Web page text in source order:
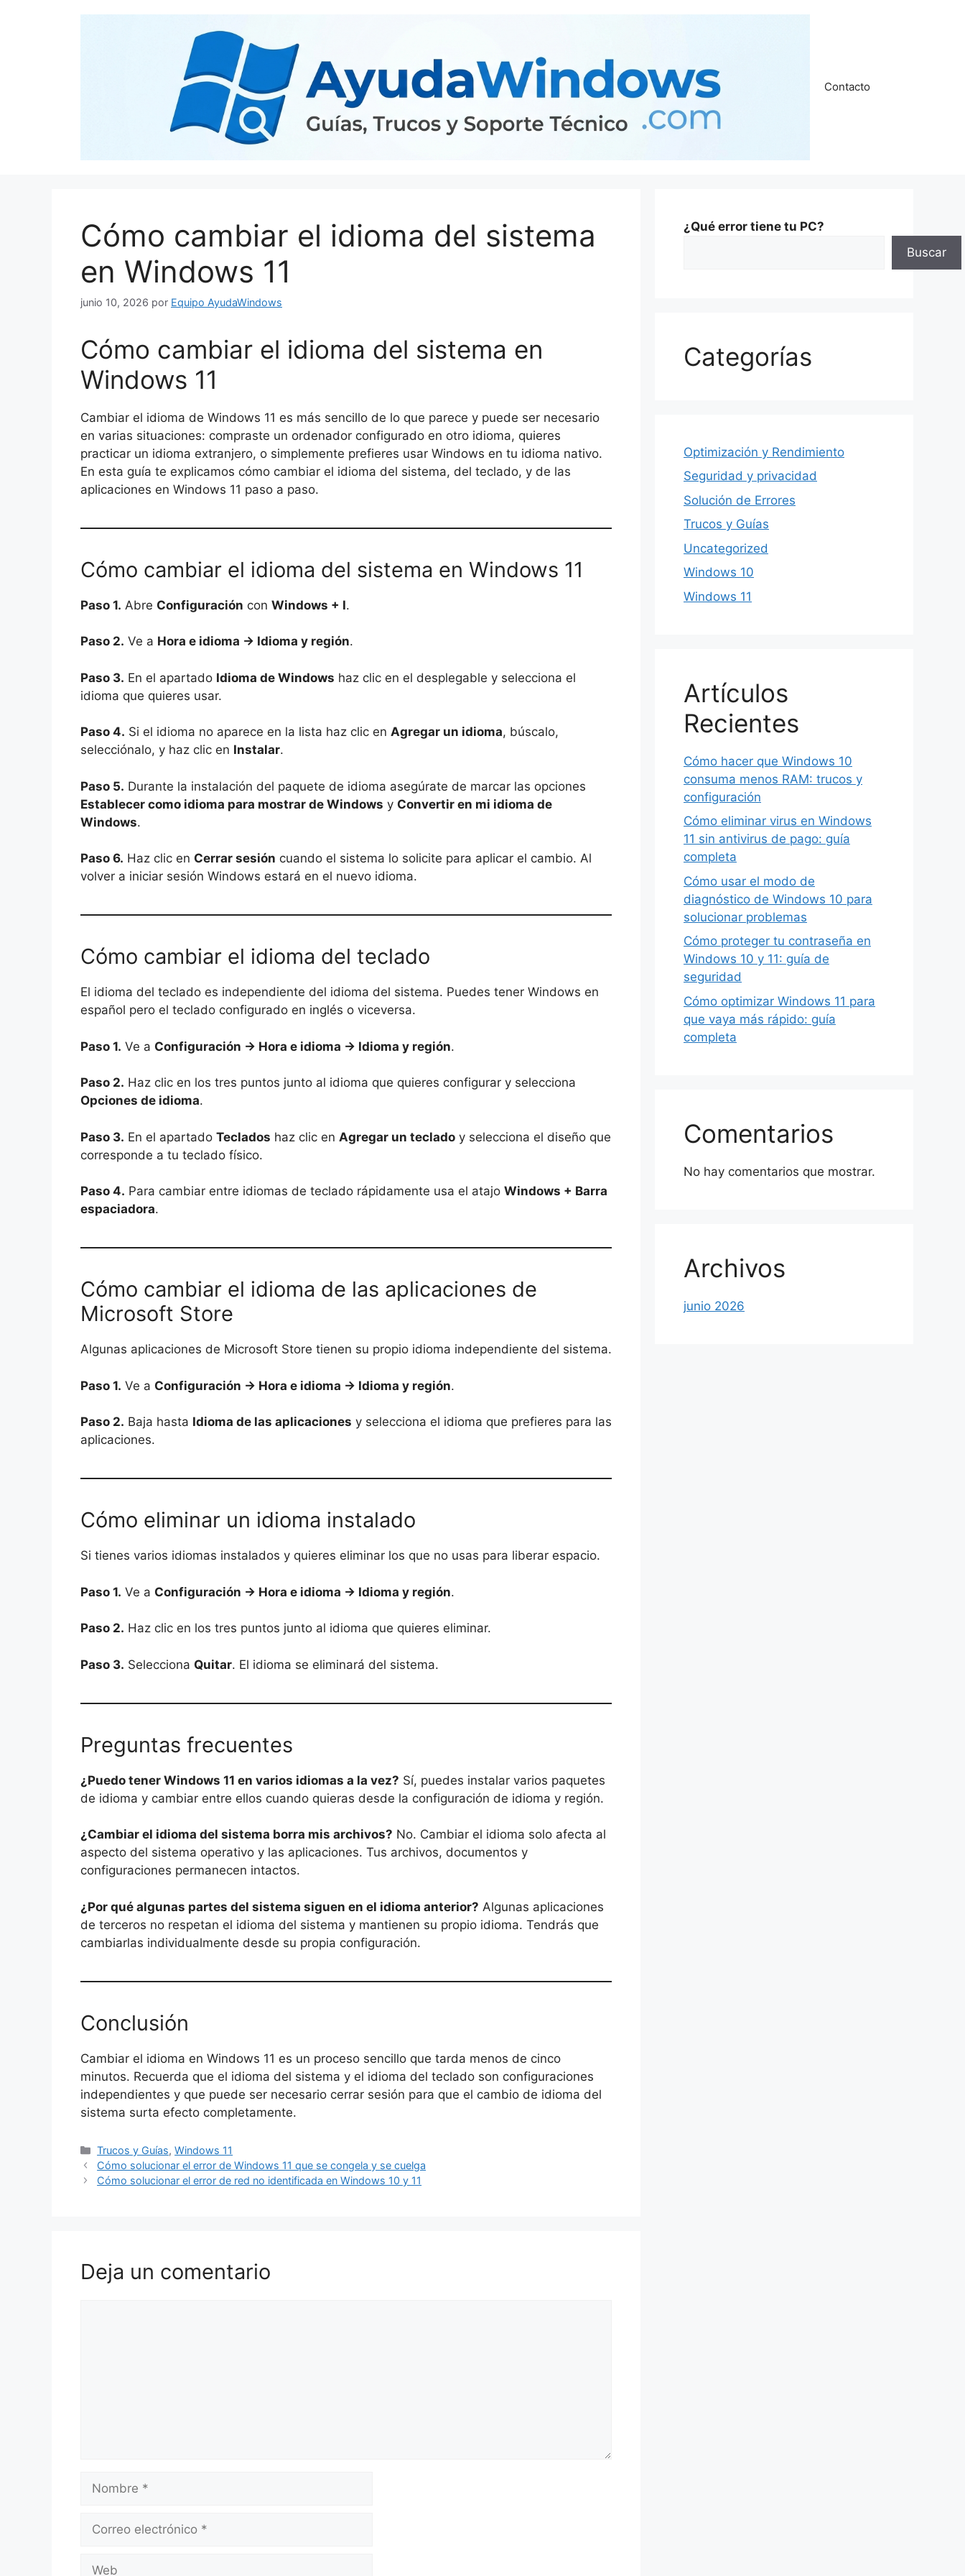
Contacto
Cómo cambiar el idioma del sistema
en Windows 11
junio 10, 2026 por Equipo AyudaWindows
Cómo cambiar el idioma del sistema en
Windows 11
Cambiar el idioma de Windows 11 es más sencillo de lo que parece y puede ser necesario
en varias situaciones: compraste un ordenador configurado en otro idioma, quieres
practicar un idioma extranjero, o simplemente prefieres usar Windows en tu idioma nativo.
En esta guía te explicamos cómo cambiar el idioma del sistema, del teclado, y de las
aplicaciones en Windows 11 paso a paso.
Cómo cambiar el idioma del sistema en Windows 11
Paso 1. Abre Configuración con Windows + I.
Paso 2. Ve a Hora e idioma → Idioma y región.
Paso 3. En el apartado Idioma de Windows haz clic en el desplegable y selecciona el
idioma que quieres usar.
Paso 4. Si el idioma no aparece en la lista haz clic en Agregar un idioma, búscalo,
selecciónalo, y haz clic en Instalar.
Paso 5. Durante la instalación del paquete de idioma asegúrate de marcar las opciones
Establecer como idioma para mostrar de Windows y Convertir en mi idioma de
Windows.
Paso 6. Haz clic en Cerrar sesión cuando el sistema lo solicite para aplicar el cambio. Al
volver a iniciar sesión Windows estará en el nuevo idioma.
Cómo cambiar el idioma del teclado
El idioma del teclado es independiente del idioma del sistema. Puedes tener Windows en
español pero el teclado configurado en inglés o viceversa.
Paso 1. Ve a Configuración → Hora e idioma → Idioma y región.
Paso 2. Haz clic en los tres puntos junto al idioma que quieres configurar y selecciona
Opciones de idioma.
Paso 3. En el apartado Teclados haz clic en Agregar un teclado y selecciona el diseño que
corresponde a tu teclado físico.
Paso 4. Para cambiar entre idiomas de teclado rápidamente usa el atajo Windows + Barra
espaciadora.
Cómo cambiar el idioma de las aplicaciones de
Microsoft Store
Algunas aplicaciones de Microsoft Store tienen su propio idioma independiente del sistema.
Paso 1. Ve a Configuración → Hora e idioma → Idioma y región.
Paso 2. Baja hasta Idioma de las aplicaciones y selecciona el idioma que prefieres para las
aplicaciones.
Cómo eliminar un idioma instalado
Si tienes varios idiomas instalados y quieres eliminar los que no usas para liberar espacio.
Paso 1. Ve a Configuración → Hora e idioma → Idioma y región.
Paso 2. Haz clic en los tres puntos junto al idioma que quieres eliminar.
Paso 3. Selecciona Quitar. El idioma se eliminará del sistema.
Preguntas frecuentes
¿Puedo tener Windows 11 en varios idiomas a la vez? Sí, puedes instalar varios paquetes
de idioma y cambiar entre ellos cuando quieras desde la configuración de idioma y región.
¿Cambiar el idioma del sistema borra mis archivos? No. Cambiar el idioma solo afecta al
aspecto del sistema operativo y las aplicaciones. Tus archivos, documentos y
configuraciones permanecen intactos.
¿Por qué algunas partes del sistema siguen en el idioma anterior? Algunas aplicaciones
de terceros no respetan el idioma del sistema y mantienen su propio idioma. Tendrás que
cambiarlas individualmente desde su propia configuración.
Conclusión
Cambiar el idioma en Windows 11 es un proceso sencillo que tarda menos de cinco
minutos. Recuerda que el idioma del sistema y el idioma del teclado son configuraciones
independientes y que puede ser necesario cerrar sesión para que el cambio de idioma del
sistema surta efecto completamente.
Trucos y Guías,Windows 11
Cómo solucionar el error de Windows 11 que se congela y se cuelga
Cómo solucionar el error de red no identificada en Windows 10 y 11
Deja un comentario
¿Qué error tiene tu PC?
Buscar
Categorías
Optimización y Rendimiento
Seguridad y privacidad
Solución de Errores
Trucos y Guías
Uncategorized
Windows 10
Windows 11
Artículos
Recientes
Cómo hacer que Windows 10
consuma menos RAM: trucos y
configuración
Cómo eliminar virus en Windows
11 sin antivirus de pago: guía
completa
Cómo usar el modo de
diagnóstico de Windows 10 para
solucionar problemas
Cómo proteger tu contraseña en
Windows 10 y 11: guía de
seguridad
Cómo optimizar Windows 11 para
que vaya más rápido: guía
completa
Comentarios
No hay comentarios que mostrar.
Archivos
junio 2026